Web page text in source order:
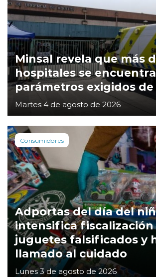
Minsal revela que más
hospitales se
parámetros exigidos
Martes 4 de agosto de 2026
Consumidores
Adportas del día del
intensifica fiscalización
juguetes falsificados y
llamado al cuidado
Lunes 3 de agosto de 2026